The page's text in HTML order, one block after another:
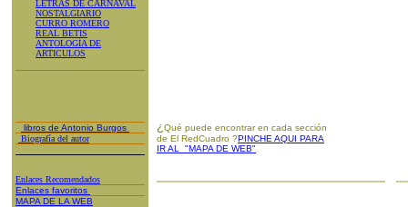
LETRAS DE CARNAVAL
NOSTALGIARIO
CURRO ROMERO
REAL BETIS
ANTOLOGÍA DE
ARTICULOS
libros de Antonio Burgos
Biografía del autor
Enlaces Recomendados
Enlaces favoritos
MAPA DE LA WEB
¿ Qué puede encontrar en cada sección
de El RedCuadro ?PINCHE AQUI PARA
IR AL "MAPA DE WEB"